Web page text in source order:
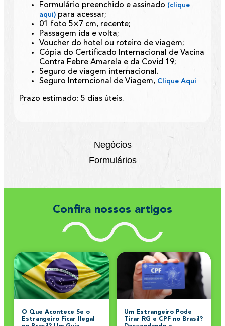
Negócios
Formulários
Formulário preenchido e assinado (clique
aqui) para acessar;
01 foto 5×7 cm, recente;
Passagem ida e volta;
Voucher do hotel ou roteiro de viagem;
Cópia do Certificado Internacional de Vacina
Contra Febre Amarela e da Covid 19;
Seguro de viagem internacional.
Seguro Interncional de Viagem, Clique Aqui
Prazo estimado: 5 dias úteis.
Confira nossos artigos
O Que Acontece Se o
Estrangeiro Ficar Ilegal
Um Estrangeiro Pode
Tirar RG e CPF no Brasil?